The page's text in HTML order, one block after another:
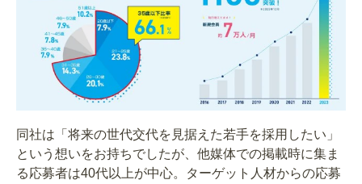
同社は「将来の世代交代を見据えた若手を採用したい」
という想いをお持ちでしたが、他媒体での掲載時に集ま
る応募者は40代以上が中心。ターゲット人材からの応募